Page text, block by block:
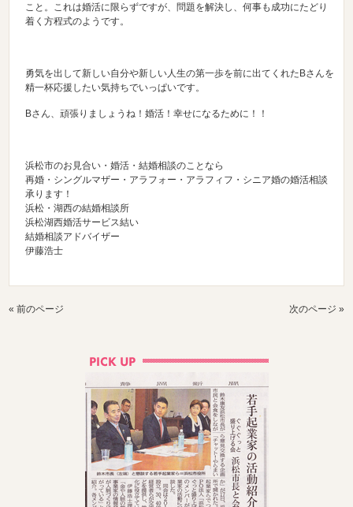
こと。これは婚活に限らずですが、問題を解決し、何事も成功にたどり
着く方程式のようです。
勇気を出して新しい自分や新しい人生の第一歩を前に出てくれたBさんを
精一杯応援したい気持ちでいっぱいです。
Bさん、頑張りましょうね！婚活！幸せになるために！！
浜松市のお見合い・婚活・結婚相談のことなら
再婚・シングルマザー・アラフォー・アラフィフ・シニア婚の婚活相談
承ります！
浜松・湖西の結婚相談所
浜松湖西婚活サービス結い
結婚相談アドバイザー
伊藤浩士
« 前のページ 次のページ »